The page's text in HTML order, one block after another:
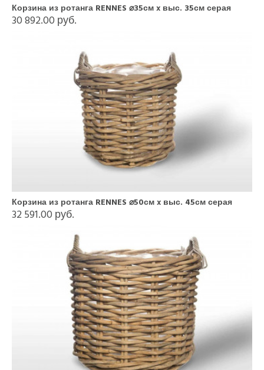
Корзина из ротанга RENNES ⌀35см x выс. 35см серая
30 892.00 руб.
Корзина из ротанга RENNES ⌀50см x выс. 45см серая
32 591.00 руб.